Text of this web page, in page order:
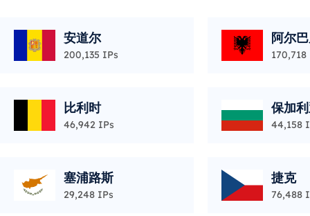
安道尔
200,135 IPs
阿尔
比利时
46,942 IPs
保加
44,158
塞浦路斯
29,248 IPs
捷克
76,488